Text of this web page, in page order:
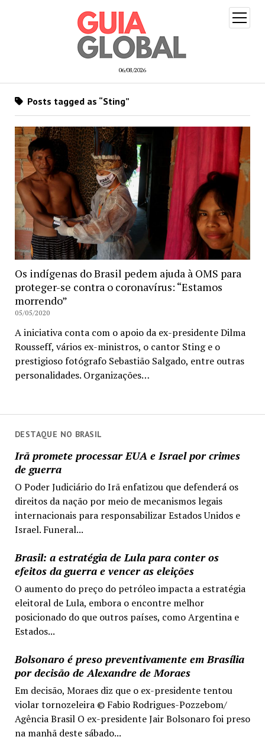
06/08/2026
open
menu
DESTAQUE NO BRASIL
Irã promete processar EUA e Israel por crimes
de guerra
O Poder Judiciário do Irã enfatizou que defenderá os
direitos da nação por meio de mecanismos legais
internacionais para responsabilizar Estados Unidos e
Israel. Funeral...
Brasil: a estratégia de Lula para conter os
efeitos da guerra e vencer as eleições
O aumento do preço do petróleo impacta a estratégia
eleitoral de Lula, embora o encontre melhor
posicionado do que outros países, como Argentina e
Estados...
Bolsonaro é preso preventivamente em Brasília
por decisão de Alexandre de Moraes
Em decisão, Moraes diz que o ex-presidente tentou
violar tornozeleira © Fabio Rodrigues-Pozzebom/
Agência Brasil O ex-presidente Jair Bolsonaro foi preso
na manhã deste sábado...
Posts tagged as “Sting”
Os indígenas do Brasil pedem ajuda à OMS para
proteger-se contra o coronavírus: “Estamos
morrendo”
05/05/2020
A iniciativa conta com o apoio da ex-presidente Dilma
Rousseff, vários ex-ministros, o cantor Sting e o
prestigioso fotógrafo Sebastião Salgado, entre outras
personalidades. Organizações…